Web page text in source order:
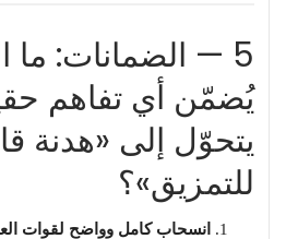
5 — الضمانات:
يُضمّن أي تفاهم
يتحوّل إلى «هدنة
للتمزيق»؟
انسحاب كامل وواضح لقوات